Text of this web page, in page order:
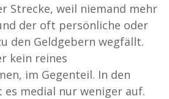
Strecke, weil niemand mehr
der oft persönliche oder
den Geldgebern wegfällt.
kein reines
im Gegenteil. In den
medial nur weniger auf.